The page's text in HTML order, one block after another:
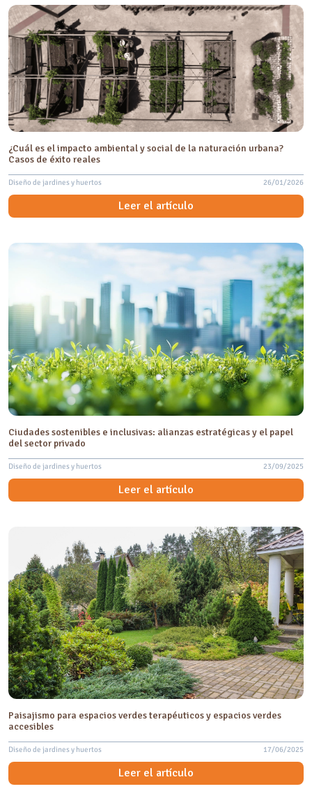
¿Cuál es el impacto ambiental y social de la naturación urbana?
Casos de éxito reales
Diseño de jardines y huertos 26/01/2026
Leer el artículo
Ciudades sostenibles e inclusivas: alianzas estratégicas y el papel
del sector privado
Diseño de jardines y huertos 23/09/2025
Leer el artículo
Paisajismo para espacios verdes terapéuticos y espacios verdes
accesibles
Diseño de jardines y huertos 17/06/2025
Leer el artículo